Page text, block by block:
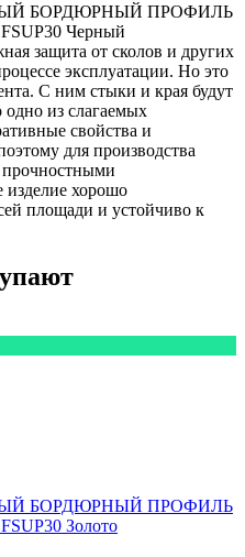
БОРДЮРНЫЙ ПРОФИЛЬ
Черный
защита от сколов и других
эксплуатации. Но это
С ним стыки и края будут
одно из слагаемых
свойства и
для производства
прочностными
изделие хорошо
площади и устойчиво к
БОРДЮРНЫЙ ПРОФИЛЬ
Золото